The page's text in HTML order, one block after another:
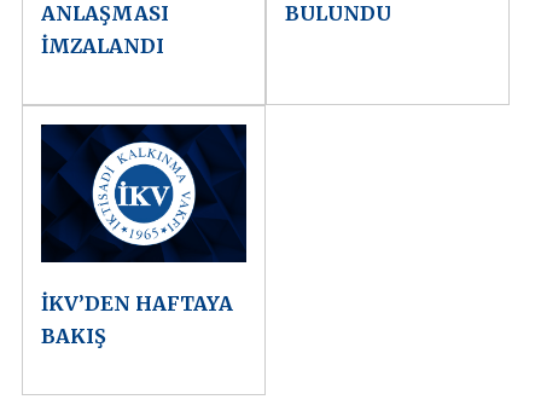
ANLAŞMASI
İMZALANDI
BULUNDU
İKV’DEN HAFTAYA
BAKIŞ